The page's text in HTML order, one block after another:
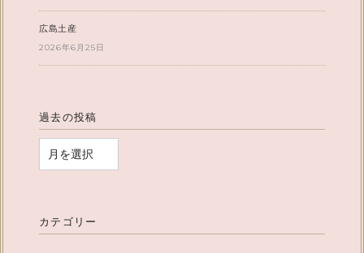
広島土産
2026年6月25日
過去の投稿
カテゴリー